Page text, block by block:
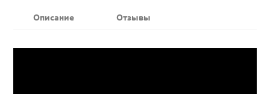
Описание Отзывы